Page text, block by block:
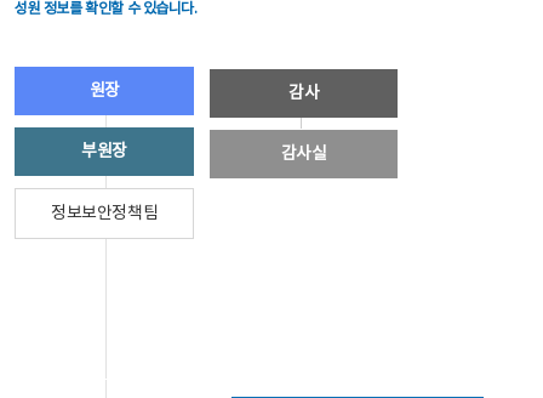
성원 정보를 확인할 수 있습니다.
원장
부원장
정보보안정책팀
감사
감사실